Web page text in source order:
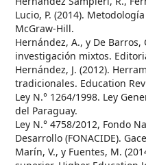
Lucio, P. (2014).
McGraw-Hill.
Hernández, A., y De Barros,
investigación mixtos.
Hernández, J. (2012).
tradicionales. Education
Ley N.° 1264/1998. Ley
del Paraguay.
Ley N.° 4758/2012, Fondo
Desarrollo (FONACIDE).
Marín, V., y Fuentes, M.